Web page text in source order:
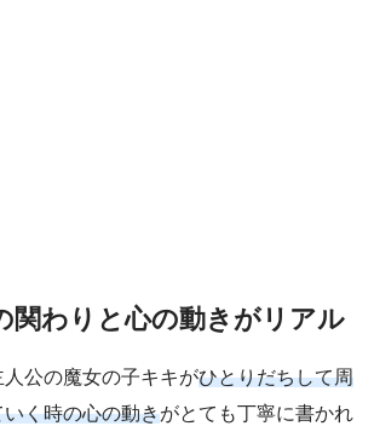
関わりと心の動きがリアル
公の魔女の子キキがひとりだちして周
く時の心の動きがとても丁寧に書かれ